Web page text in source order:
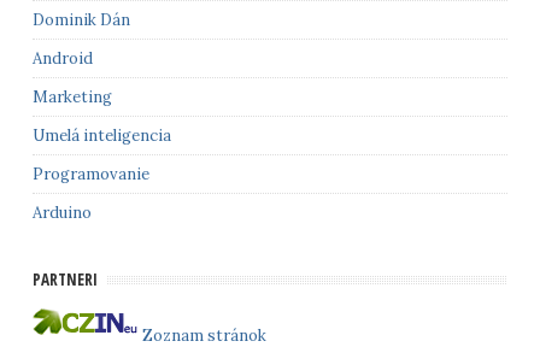
Dominik Dán
Android
Marketing
Umelá inteligencia
Programovanie
Arduino
PARTNERI
Zoznam stránok